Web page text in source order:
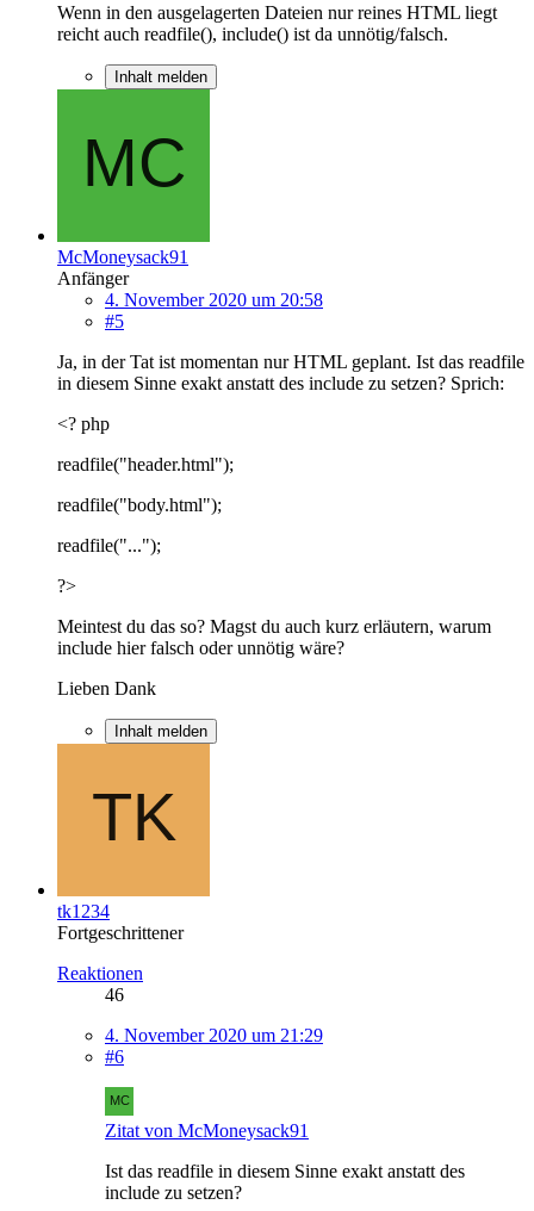
Wenn in den ausgelagerten Dateien nur reines HTML liegt
reicht auch readfile(), include() ist da unnötig/falsch.
Inhalt melden
McMoneysack91
Anfänger
4. November 2020 um 20:58
#5
Ja, in der Tat ist momentan nur HTML geplant. Ist das readfile
in diesem Sinne exakt anstatt des include zu setzen? Sprich:
<? php
readfile("header.html");
readfile("body.html");
readfile("...");
?>
Meintest du das so? Magst du auch kurz erläutern, warum
include hier falsch oder unnötig wäre?
Lieben Dank
Inhalt melden
tk1234
Fortgeschrittener
Reaktionen
46
4. November 2020 um 21:29
#6
Zitat von McMoneysack91
Ist das readfile in diesem Sinne exakt anstatt des
include zu setzen?